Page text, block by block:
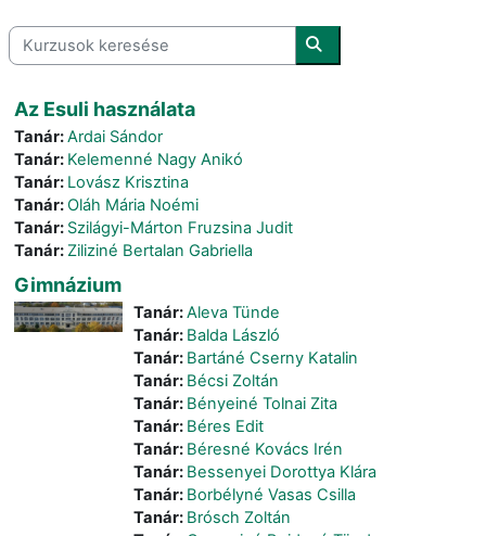
Kurzusok keresése
Kurzusok keresése
Az Esuli használata
Tanár:Ardai Sándor
Tanár: Kelemenné Nagy Anikó
Tanár: Lovász Krisztina
Tanár:Oláh Mária Noémi
Tanár: Szilágyi-Márton Fruzsina Judit
Tanár: Ziliziné Bertalan Gabriella
Gimnázium
Tanár:Aleva Tünde
Tanár: Balda László
Tanár: Bartáné Cserny Katalin
Tanár: Bécsi Zoltán
Tanár: Bényeiné Tolnai Zita
Tanár: Béres Edit
Tanár: Béresné Kovács Irén
Tanár: Bessenyei Dorottya Klára
Tanár: Borbélyné Vasas Csilla
Tanár: Brósch Zoltán